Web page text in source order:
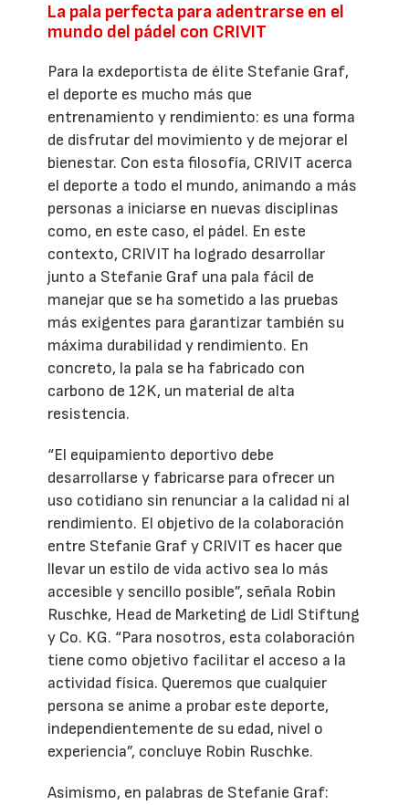
La pala perfecta para adentrarse en el
mundo del pádel con CRIVIT
Para la exdeportista de élite Stefanie Graf,
el deporte es mucho más que
entrenamiento y rendimiento: es una forma
de disfrutar del movimiento y de mejorar el
bienestar. Con esta filosofía, CRIVIT acerca
el deporte a todo el mundo, animando a más
personas a iniciarse en nuevas disciplinas
como, en este caso, el pádel. En este
contexto, CRIVIT ha logrado desarrollar
junto a Stefanie Graf una pala fácil de
manejar que se ha sometido a las pruebas
más exigentes para garantizar también su
máxima durabilidad y rendimiento. En
concreto, la pala se ha fabricado con
carbono de 12K, un material de alta
resistencia.
“El equipamiento deportivo debe
desarrollarse y fabricarse para ofrecer un
uso cotidiano sin renunciar a la calidad ni al
rendimiento. El objetivo de la colaboración
entre Stefanie Graf y CRIVIT es hacer que
llevar un estilo de vida activo sea lo más
accesible y sencillo posible”, señala Robin
Ruschke, Head de Marketing de Lidl Stiftung
y Co. KG. “Para nosotros, esta colaboración
tiene como objetivo facilitar el acceso a la
actividad física. Queremos que cualquier
persona se anime a probar este deporte,
independientemente de su edad, nivel o
experiencia”, concluye Robin Ruschke.
Asimismo, en palabras de Stefanie Graf: